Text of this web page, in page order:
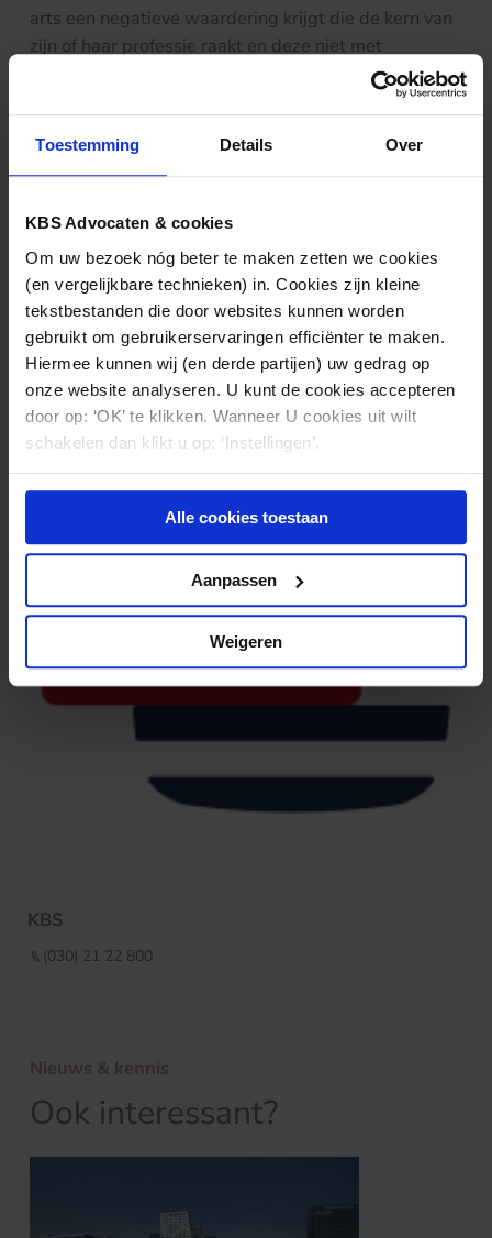
Toestemming Details Over
KBS Advocaten & cookies
Om uw bezoek nóg beter te maken zetten we cookies
(en vergelijkbare technieken) in. Cookies zijn kleine
tekstbestanden die door websites kunnen worden
gebruikt om gebruikerservaringen efficiënter te maken.
Hiermee kunnen wij (en derde partijen) uw gedrag op
onze website analyseren. U kunt de cookies accepteren
door op: ‘OK’ te klikken. Wanneer U cookies uit wilt
schakelen dan klikt u op: ‘Instellingen’.
Alle cookies toestaan
Aanpassen
Weigeren
arts een negatieve waardering krijgt die de kern van
zijn of haar professie raakt en deze niet met
voldoende concrete feiten kan worden onderbouwd.
Als Zorgkaart op dit laatste wordt aangesproken en
aanpassen of een waardering niet van de site
verwijdert, kan dit onrechtmatig zijn. De arts kan dan
aanspraak maken op schadevergoeding, met die
vaak al is geschied.
Meer weten over dit onderwerp?
Neem gerust contact met ons op!
KBS
(030) 21 22 800
Nieuws & kennis
Ook interessant?